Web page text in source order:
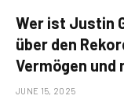
Wer ist Justin
über den
Vermögen und
JUNE 15, 2025